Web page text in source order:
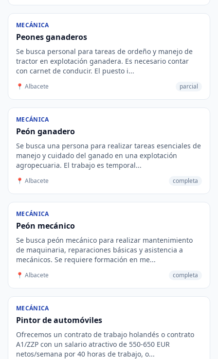
MECÁNICA
Peones ganaderos
Se busca personal para tareas de ordeño y manejo de
tractor en explotación ganadera. Es necesario contar
con carnet de conducir. El puesto i...
📍 Albacete parcial
MECÁNICA
Peón ganadero
Se busca una persona para realizar tareas esenciales de
manejo y cuidado del ganado en una explotación
agropecuaria. El trabajo es temporal...
📍 Albacete completa
MECÁNICA
Peón mecánico
Se busca peón mecánico para realizar mantenimiento
de maquinaria, reparaciones básicas y asistencia a
mecánicos. Se requiere formación en me...
📍 Albacete completa
MECÁNICA
Pintor de automóviles
Ofrecemos un contrato de trabajo holandés o contrato
A1/ZZP con un salario atractivo de 550-650 EUR
netos/semana por 40 horas de trabajo, o...